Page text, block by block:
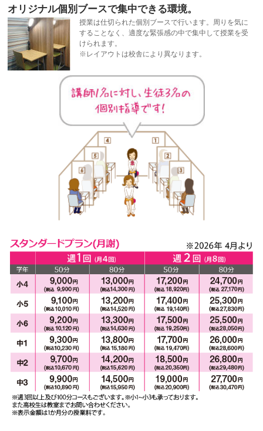
オリジナル個別ブースで集中できる環境。
授業は仕切られた個別ブースで行います。周りを気に
することなく、適度な緊張感の中で集中して授業を受
けられます。
※レイアウトは校舎により異なります。